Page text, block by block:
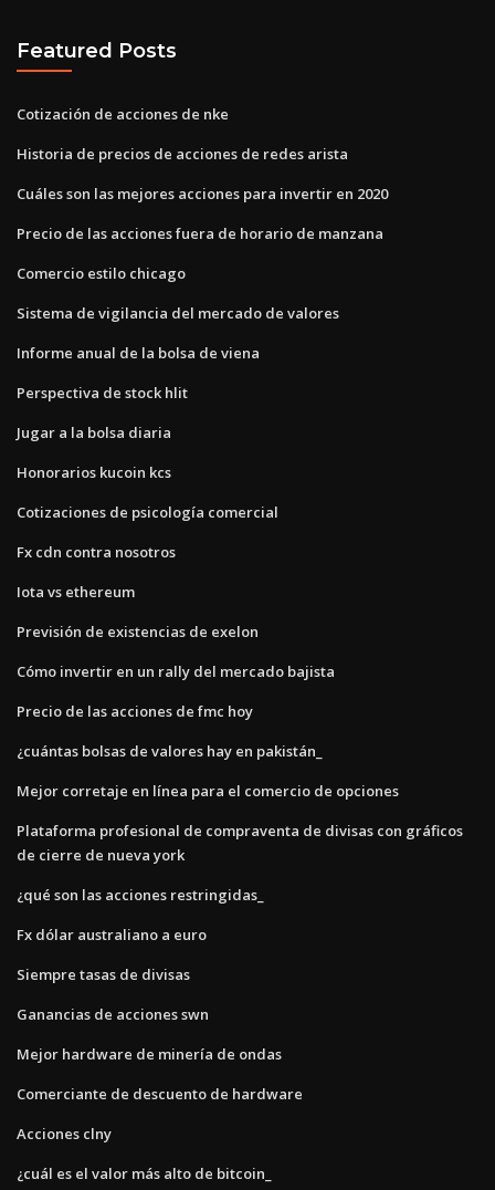
Featured Posts
Cotización de acciones de nke
Historia de precios de acciones de redes arista
Cuáles son las mejores acciones para invertir en 2020
Precio de las acciones fuera de horario de manzana
Comercio estilo chicago
Sistema de vigilancia del mercado de valores
Informe anual de la bolsa de viena
Perspectiva de stock hlit
Jugar a la bolsa diaria
Honorarios kucoin kcs
Cotizaciones de psicología comercial
Fx cdn contra nosotros
Iota vs ethereum
Previsión de existencias de exelon
Cómo invertir en un rally del mercado bajista
Precio de las acciones de fmc hoy
¿cuántas bolsas de valores hay en pakistán_
Mejor corretaje en línea para el comercio de opciones
Plataforma profesional de compraventa de divisas con gráficos
de cierre de nueva york
¿qué son las acciones restringidas_
Fx dólar australiano a euro
Siempre tasas de divisas
Ganancias de acciones swn
Mejor hardware de minería de ondas
Comerciante de descuento de hardware
Acciones clny
¿cuál es el valor más alto de bitcoin_